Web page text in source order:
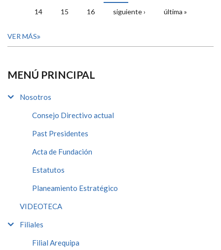
14 15 16 siguiente › última »
VER MÁS
MENÚ PRINCIPAL
Nosotros
Consejo Directivo actual
Past Presidentes
Acta de Fundación
Estatutos
Planeamiento Estratégico
VIDEOTECA
Filiales
Filial Arequipa